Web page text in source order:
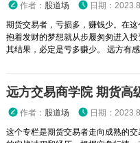
作者： 股道场 日期：
期货交易者，亏损多，赚钱少。在
抱着发财的梦想就从步履匆匆进入
其结果，必定是亏多赚少。 远方有
远方交易商学院 期货高
作者： 股道场 日期：
这个专栏是期货交易者走向成熟的